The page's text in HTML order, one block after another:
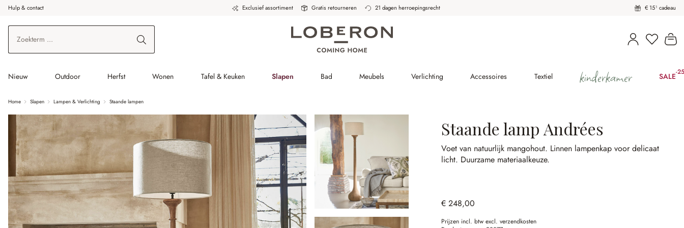
de hoofdinhoud
Ga naar zoeken
Ga naar de hoofdnavigatie
Hulp & contact Exclusief assortiment Gratis retourneren 21 dagen herroepingsrecht € 15¹ cadeau
U heeft
Nieuw Outdoor Herfst Wonen Tafel & Keuken Slapen Bad Meubels Verlichting Accessoires Textiel kinderkamer SALE-
Home Slapen Lampen & Verlichting Staande lampen
Staande lamp Andrées
Voet van natuurlijk mangohout. Linnen lampenkap voor delicaat
licht. Duurzame materiaalkeuze.
€ 248,00
Prijzen incl. btw excl. verzendkosten